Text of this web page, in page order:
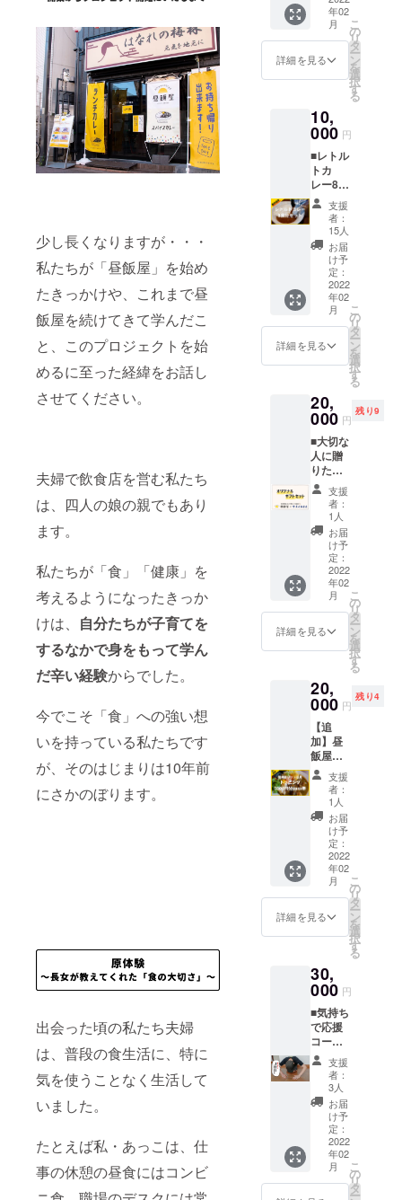
少し長くなりますが・・・
私たちが「昼飯屋」を始め
たきっかけや、これまで昼
飯屋を続けてきて学んだこ
と、このプロジェクトを始
めるに至った経緯をお話し
させてください。
夫婦で飲食店を営む私たち
は、四人の娘の親でもあり
ます。
私たちが「食」「健康」を
考えるようになったきっか
けは、 自分たちが子育てを
するなかで身をもって学ん
だ辛い経験からでした。
今でこそ「食」への強い想
いを持っている私たちです
が、そのはじまりは10年前
にさかのぼります。
出会った頃の私たち夫婦
は、普段の食生活に、特に
気を使うことなく生活して
いました。
たとえば私・あっこは、仕
事の休憩の昼食にはコンビ
ちの方
は、
nstagra
mの
ID/URL
載くだ
さい
（昼飯
屋アカ
ウント
より
フォ
ローさ
せてい
ただき
ま
す）。
)･持ち
手/約
50×140
折りた
たみマ
m) 容
量：約
材：ポ
リエス
テル 丸
洗い洗
濯可
能！ あ
りそう
で珍し
い、お
弁当な
どが
ちょう
収ま
る、大
どよい
サイ
ズ”のエ
コバッ
クで
す。マ
チも
しっか
りして
いて、
昼飯屋
のテイ
クアウ
トカ
り収ま
りま
飯屋エ
コバッ
グでカ
レーを
テイク
アウト
する
と、店
主しん
ちゃん
から素
敵な〇
〇がも
らえる
も？！
※備考欄
（任
意）に
ookの登
録氏名
（フル
ネー
ム）」
をご記
載くだ
さい
（非公
開グ
ループ
への招
待を
メール
にてご
案内し
トルト
カレー
2食（海
苔チキ
キンカ
レー1
昼飯屋
オリジ
ナルス
テッ
カー1枚
＜完成
までの
プロセ
スを公
開・共
有＞ ・
支援者
facebo
okグ
参加）
へご招
待 ※備
考欄
（任
意）に
「faceb
ookの登
録氏名
（フル
ネー
ム）」
をご記
載くだ
さい
開グ
ループ
メール
にてご
案内し
ます。
氏名は
グルー
プ参加
承認時
の照合
用に使
用しま
す）。
アカウ
ントを
方は
「な
お書き
くださ
い。
※twitter
/Instagr
amアカ
ウント
をお持
ちの方
は、
twitter/I
nstagra
mの
ID/URL
もご記
載くだ
さい
カー1枚
＜完成
までの
プロセ
支援者
限定
facebo
okグ
ループ
（任意
参加）
へご招
考欄
（任
意）に
「faceb
ookの登
録氏名
（フル
ネー
さい
（非公
ループ
への招
待を
メール
にてご
案内し
ます。
氏名は
グルー
プ参加
承認時
の照合
用しま
す）。
お持ち
でない
方は
「な
し」と
お書き
くださ
い。
※twitter
/Instagr
amアカ
ウント
をお持
ちの方
は、
nstagra
mの
載くだ
さい
（昼飯
屋アカ
ウント
より
フォ
ローさ
せてい
ただき
す）。
カレー2
食分
（海苔
チキン
カレー1
食、チ
レー1
食）
※賞味期
限は製
造から1
年とな
りま
す。 ・
昼飯屋
オリジ
ナルス
テッ
カー1枚
＜完成
までの
プロセ
スを公
限定
facebo
okグ
ループ
（任意
参加）
へご招
考欄
（任
意）に
「faceb
ookの登
録氏名
（フル
ネー
ム）」
（非公
開グ
への招
待を
メール
にてご
案内し
ます。
氏名は
グルー
プ参加
承認時
の照合
用に使
す）。
アカウ
でない
方は
「な
し」と
お書き
くださ
い。
※twitter
/Instagr
amアカ
ウント
をお持
ちの方
は、
twitter/I
nstagra
年02
月
詳細を見る
こ
の
リ
タ
ー
ン
を
選
択
す
る
10,
000 円
■レトル
トカ
レー8食
コース
＜レト
ルトカ
レー完
成後に
お届け
＞ ・レ
トルト
カレー8
食分
（海苔
チキン
カレー5
キンカ
レー3
食）
※賞味期
限は製
造から1
年とな
りま
す。 ・
昼飯屋
オリジ
ナルス
テッ
カー1枚
＜完成
までの
プロセ
支援者
限定
facebo
okグ
ループ
（任意
参加）
へご招
考欄
（任
意）に
「faceb
ookの登
録氏名
（フル
ネー
さい
（非公
ループ
への招
待を
メール
にてご
案内し
ます。
氏名は
グルー
プ参加
承認時
の照合
支援
者：
15人
お届
け予
定：
2022
年02
月
詳細を見る
こ
の
リ
タ
ー
ン
を
選
択
す
る
20,
000 円
残り9
■大切な
人に贈
りたい
ギフト
セット
コース
昼飯屋×
並木海
苔店の
コラボ
企画！
昼飯屋
レトル
トカ
レーと
大森の
屋・並
木海苔
店の焼
き海苔
のセッ
トを、
ご指定
先へギ
フト
セット
として
お送り
しま
す。 〇
ギフト
セット
内容 レ
カレー4
（海苔
チキン
カレー2
食、チ
キンカ
レー2
食）＋
並木海
苔店の
海苔缶
×2個
（※備考
欄に送
り先の
方の郵
便番
支援
者：
1人
お届
け予
定：
2022
年02
月
詳細を見る
こ
の
リ
タ
ー
ン
を
選
択
す
る
20,
000 円
残り4
【追
加】昼
飯屋で
トッピ
ング
5,000円
分pass
券＋レ
トルト
カレー4
食コー
ス
＜トッ
ピング
5,000円
分pass
昼飯屋
のトッ
ピング
で使え
るチ
ケット
5,000円
分です
トッ
ピング
例（野
菜増量
100円、
玉子100
円、具
だくさ
支援
者：
1人
お届
け予
定：
2022
年02
月
詳細を見る
こ
の
リ
タ
ー
ン
を
選
択
す
る
30,
000 円
■気持ち
で応援
コース
＜レト
ルトカ
レー完
成後に
お届け
＞ ・レ
トルト
カレー2
食分
（海苔
支援
者：
3人
お届
け予
定：
2022
年02
月
こ
の
リ
タ
ー